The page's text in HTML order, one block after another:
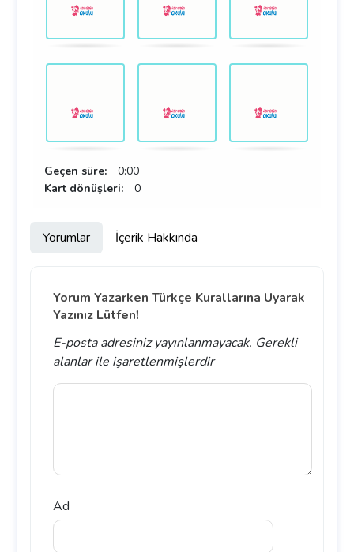
Geçen süre: 0:00
Kart dönüşleri: 0
Yorumlar İçerik Hakkında
Yorum Yazarken Türkçe Kurallarına Uyarak
Yazınız Lütfen!
E-posta adresiniz yayınlanmayacak. Gerekli
alanlarile işaretlenmişlerdir
Ad